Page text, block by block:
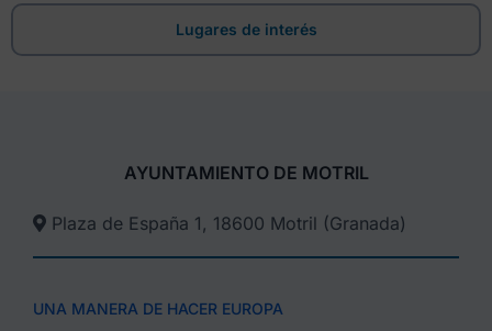
Lugares de interés
AYUNTAMIENTO DE MOTRIL
Plaza de España 1, 18600 Motril (Granada)​
UNA MANERA DE HACER EUROPA